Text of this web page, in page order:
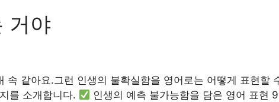
거야
같아요.그런 인생의 불확실함을 영어로는 어떻게 표현할
를 소개합니다.
인생의 예측 불가능함을 담은 영어 표현